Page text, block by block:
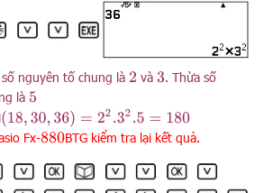
nguyên tố chung là 2 và3. Thừa số
là 5
(18, 30,36)=2 2.3 2.5 =180
Fx-880BTG kiểm tra lại kết quả.